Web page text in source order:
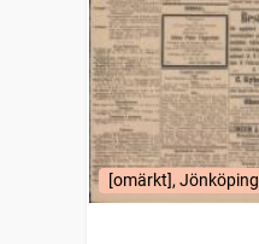
[omärkt], Jönköping